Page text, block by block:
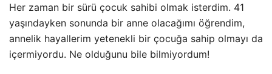
Her zaman bir sürü çocuk sahibi olmak isterdim. 41
yaşındayken sonunda bir anne olacağımı öğrendim,
annelik hayallerim yetenekli bir çocuğa sahip olmayı da
içermiyordu. Ne olduğunu bile bilmiyordum!